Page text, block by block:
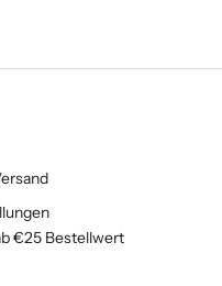
€25 Bestellwert